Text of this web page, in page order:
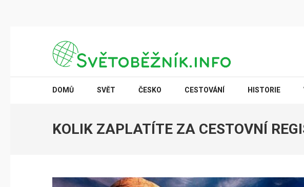
SVĚTOBĚŽNÍK.INFO
DOMŮ SVĚT ČESKO CESTOVÁNÍ HISTORIE
KOLIK ZAPLATÍTE ZA CESTOVNÍ